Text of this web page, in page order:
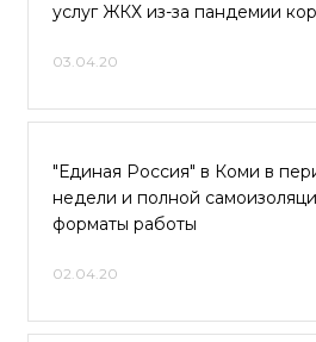
услуг ЖКХ из-за пандемии
03.04.20
"Единая Россия" в Коми в
недели и полной
форматы работы
02.04.20